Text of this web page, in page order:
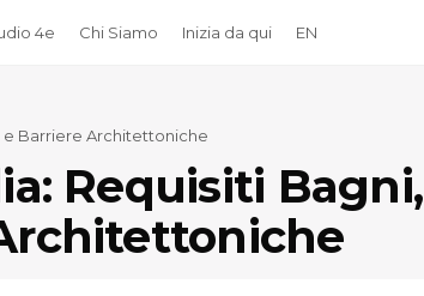
4e Chi Siamo Inizia da qui EN
e Barriere Architettoniche
Requisiti Bagni,